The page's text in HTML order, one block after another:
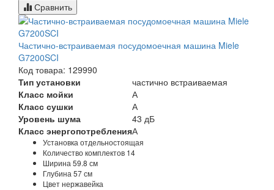
Сравнить
Частично-встраиваемая посудомоечная машина Miele
G7200SCI
Код товара: 129990
Тип установки
частично встраиваемая
Класс мойки
А
Класс сушки
А
Уровень шума
43 дБ
Класс энергопотребленияА
Установка отдельностоящая
Количество комплектов 14
Ширина 59.8 см
Глубина 57 см
Цветнержавейка